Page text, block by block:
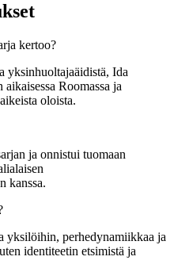
kertoo?
yksinhuoltajaäidistä, Ida
Roomassa ja
oloista.
ja onnistui tuomaan
kanssa.
yksilöihin, perhedynamiikkaa ja
identiteetin etsimistä ja